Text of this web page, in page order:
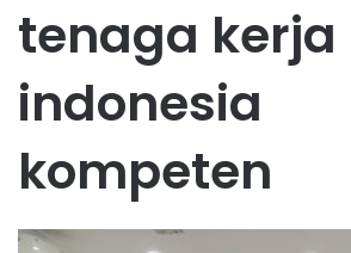
tenaga kerja
indonesia
kompeten